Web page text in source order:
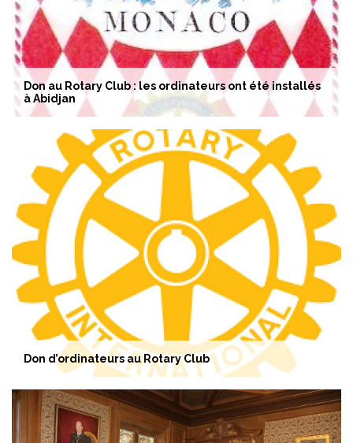
Don au Rotary Club : les ordinateurs ont été installés
à Abidjan
Don d’ordinateurs au Rotary Club